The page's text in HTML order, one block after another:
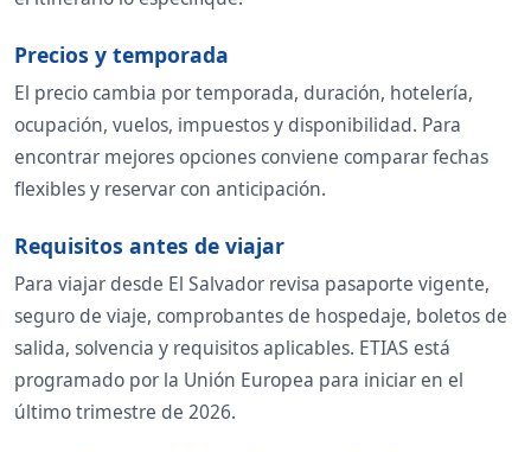
Precios y temporada
El precio cambia por temporada, duración, hotelería,
ocupación, vuelos, impuestos y disponibilidad. Para
encontrar mejores opciones conviene comparar fechas
flexibles y reservar con anticipación.
Requisitos antes de viajar
Para viajar desde El Salvador revisa pasaporte vigente,
seguro de viaje, comprobantes de hospedaje, boletos de
salida, solvencia y requisitos aplicables. ETIAS está
programado por la Unión Europea para iniciar en el
último trimestre de 2026.